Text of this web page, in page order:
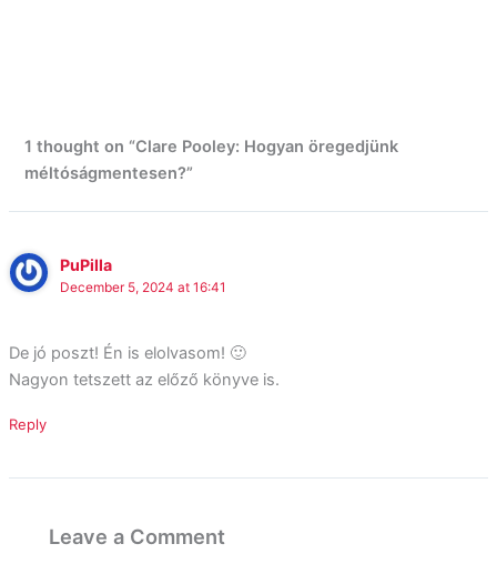
1 thought on “Clare Pooley: Hogyan öregedjünk
méltóságmentesen?”
PuPilla
December 5, 2024 at 16:41
De jó poszt! Én is elolvasom! 🙂
Nagyon tetszett az előző könyve is.
Reply
Leave a Comment